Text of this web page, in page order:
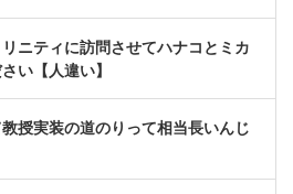
ニティに訪問させてハナコとミカ
い【人違い】
授実装の道のりって相当長いんじ